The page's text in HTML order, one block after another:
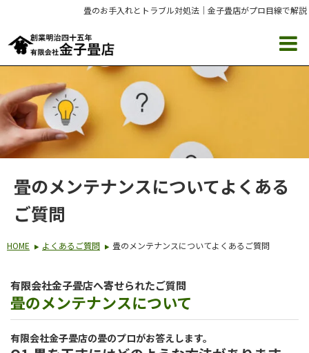
畳のお手入れとトラブル対処法｜金子畳店がプロ目線で解説
畳のメンテナンスについてよくある
ご質問
HOME よくあるご質問 畳のメンテナンスについてよくあるご質問
有限会社金子畳店へ寄せられたご質問
​​畳のメンテナンスについて
有限会社金子畳店の畳のプロがお答えします。